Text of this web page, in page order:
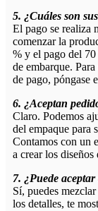
5. ¿Cuáles son
El pago se realiza
comenzar la
% y el pago del
de embarque.
de pago, póngase
6. ¿Aceptan
Claro. Podemos
del empaque para
Contamos con un
a crear los
7. ¿Puede
Sí, puedes
los detalles, te